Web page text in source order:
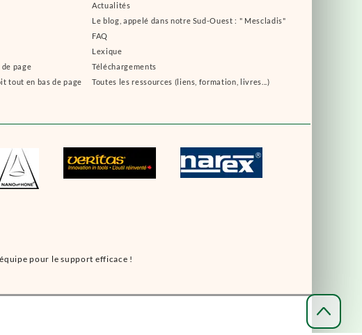
page
tout en bas de page
Actualités
Le blog, appelé dans notre Sud-Ouest : " Mescladis"
FAQ
Lexique
Téléchargements
Toutes les ressources (liens, formation, livres...)
pour le support efficace !